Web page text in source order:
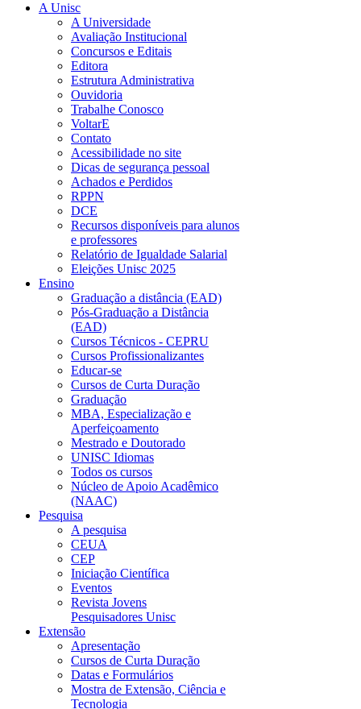
A Unisc
A Universidade
Avaliação Institucional
Concursos e Editais
Editora
Estrutura Administrativa
Ouvidoria
Trabalhe Conosco
VoltarE
Contato
Acessibilidade no site
Dicas de segurança pessoal
Achados e Perdidos
RPPN
DCE
Recursos disponíveis para alunos
e professores
Relatório de Igualdade Salarial
Eleições Unisc 2025
Ensino
Graduação a distância (EAD)
Pós-Graduação a Distância
(EAD)
Cursos Técnicos - CEPRU
Cursos Profissionalizantes
Educar-se
Cursos de Curta Duração
Graduação
MBA, Especialização e
Aperfeiçoamento
Mestrado e Doutorado
UNISC Idiomas
Todos os cursos
Núcleo de Apoio Acadêmico
(NAAC)
Pesquisa
A pesquisa
CEUA
CEP
Iniciação Científica
Eventos
Revista Jovens
Pesquisadores Unisc
Extensão
Apresentação
Cursos de Curta Duração
Datas e Formulários
Mostra de Extensão, Ciência e
Tecnologia